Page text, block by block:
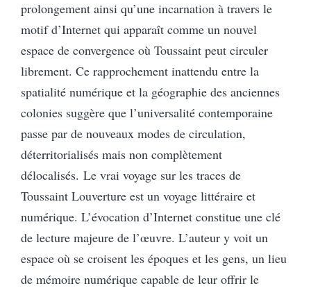
prolongement ainsi qu’une incarnation à travers le
motif d’Internet qui apparaît comme un nouvel
espace de convergence où Toussaint peut circuler
librement. Ce rapprochement inattendu entre la
spatialité numérique et la géographie des anciennes
colonies suggère que l’universalité contemporaine
passe par de nouveaux modes de circulation,
déterritorialisés mais non complètement
délocalisés. Le vrai voyage sur les traces de
Toussaint Louverture est un voyage littéraire et
numérique. L’évocation d’Internet constitue une clé
de lecture majeure de l’œuvre. L’auteur y voit un
espace où se croisent les époques et les gens, un lieu
de mémoire numérique capable de leur offrir le